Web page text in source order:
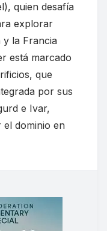
quien desafía
explorar
y la Francia
está marcado
que
por sus
e Ivar,
dominio en